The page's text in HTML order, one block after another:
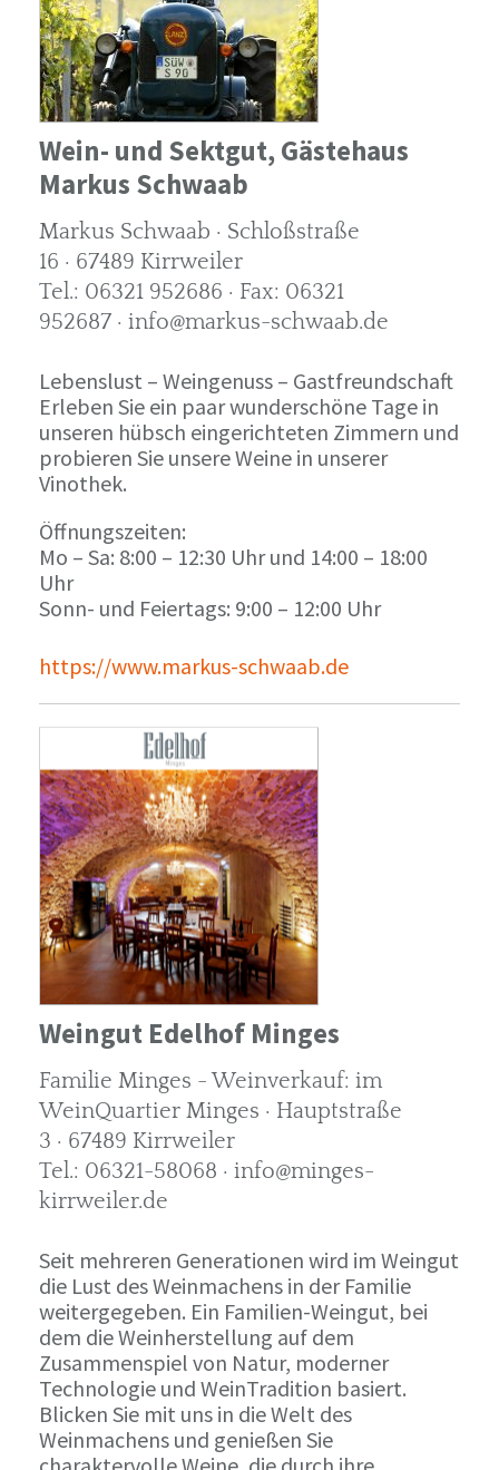
Wein- und Sektgut, Gästehaus
Markus Schwaab
Markus Schwaab · Schloßstraße
16 · 67489 Kirrweiler
Tel.: 06321 952686 · Fax: 06321
952687 · info@markus-schwaab.de
Lebenslust – Weingenuss – Gastfreundschaft
Erleben Sie ein paar wunderschöne Tage in
unseren hübsch eingerichteten Zimmern und
probieren Sie unsere Weine in unserer
Vinothek.
Öffnungszeiten:
Mo – Sa: 8:00 – 12:30 Uhr und 14:00 – 18:00
Uhr
Sonn- und Feiertags: 9:00 – 12:00 Uhr
https://www.markus-schwaab.de
Weingut Edelhof Minges
Familie Minges - Weinverkauf: im
WeinQuartier Minges · Hauptstraße
3 · 67489 Kirrweiler
Tel.: 06321-58068 · info@minges-
kirrweiler.de
Seit mehreren Generationen wird im Weingut
die Lust des Weinmachens in der Familie
weitergegeben. Ein Familien-Weingut, bei
dem die Weinherstellung auf dem
Zusammenspiel von Natur, moderner
Technologie und WeinTradition basiert.
Blicken Sie mit uns in die Welt des
Weinmachens und genießen Sie